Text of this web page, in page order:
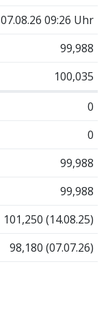
07.08.26 09:26 Uhr
99,988
100,035
0
0
99,988
99,988
101,250 (14.08.25)
98,180 (07.07.26)